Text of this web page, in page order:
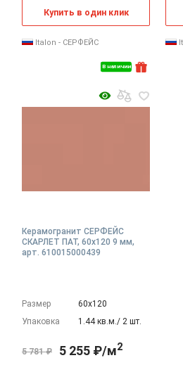
В наличии
Купить в один клик
Italon - СЕРФЕЙС
Керамогранит СЕРФЕЙС
СКАРЛЕТ ПАТ, 60x120 9 мм,
арт. 610015000439
Размер
60х120
Упаковка
1.44 кв.м./ 2 шт.
5 781 ₽ 5 255 ₽/м2